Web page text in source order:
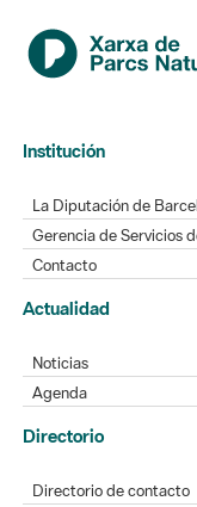
Institución
La Diputación de
Gerencia de Servicios
Contacto
Actualidad
Noticias
Agenda
Directorio
Directorio de contacto